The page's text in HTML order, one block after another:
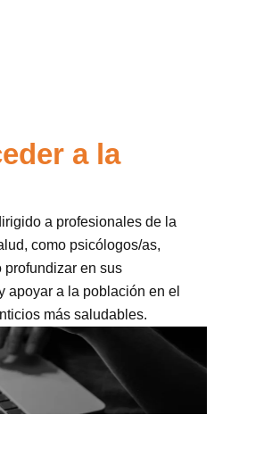
a la
a profesionales de la
como psicólogos/as,
en sus
apoyar a la población en el
más saludables.